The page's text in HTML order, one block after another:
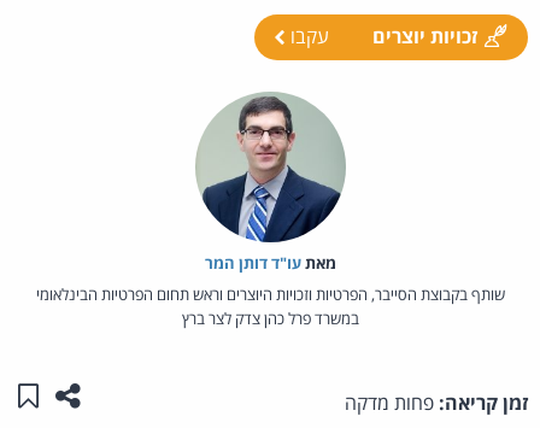
זכויות יוצרים עקבו
מאת‏עו"ד דותן המר
שותף בקבוצת הסייבר, הפרטיות וזכויות היוצרים וראש תחום הפרטיות הבינלאומי
במשרד פרל כהן צדק לצר ברץ
זמן קריאה: פחות מדקה שתפו